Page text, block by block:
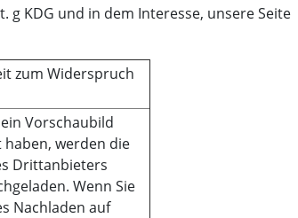
g KDG und in dem Interesse, unsere Seite
zum Widerspruch
Vorschaubild
haben, werden die
Drittanbieters
Wenn Sie
Nachladen auf